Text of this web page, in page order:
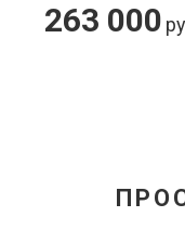
263 000